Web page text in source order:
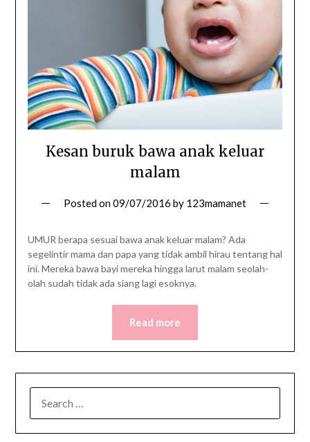
Kesan buruk bawa anak keluar
malam
Posted on09/07/2016 by 123mamanet
UMUR berapa sesuai bawa anak keluar malam? Ada
segelintir mama dan papa yang tidak ambil hirau tentang hal
ini. Mereka bawa bayi mereka hingga larut malam seolah-
olah sudah tidak ada siang lagi esoknya.
Read more
FOR: